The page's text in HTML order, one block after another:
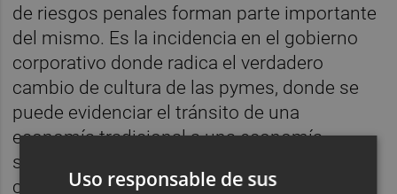
de riesgos penales forman parte importante
del mismo. Es la incidencia en el gobierno
corporativo donde radica el verdadero
cambio de cultura de las pymes, donde se
puede evidenciar el tránsito de una
economía tradicional a una economía
socialmente responsable y comprometida
con el cumplimiento de las normas que
Uso responsable de sus